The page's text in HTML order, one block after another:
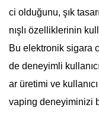
ci olduğunu, şık
nışlı özelliklerinin
Bu elektronik sigara
de deneyimli
ar üretimi ve
vaping deneyiminizi